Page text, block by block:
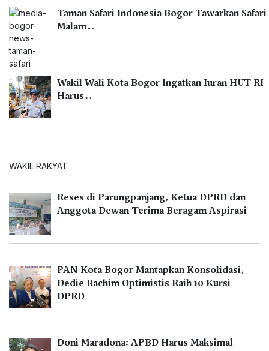
Taman Safari Indonesia Bogor Tawarkan Safari
Malam…
Wakil Wali Kota Bogor Ingatkan Iuran HUT RI
Harus…
WAKIL RAKYAT
Reses di Parungpanjang, Ketua DPRD dan
Anggota Dewan Terima Beragam Aspirasi
PAN Kota Bogor Mantapkan Konsolidasi,
Dedie Rachim Optimistis Raih 10 Kursi
DPRD
Doni Maradona: APBD Harus Maksimal